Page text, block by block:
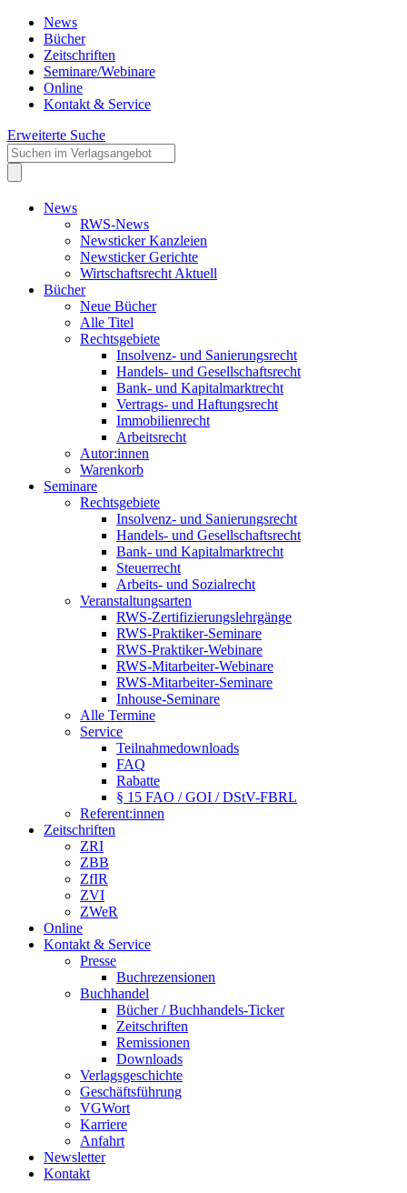
News
Bücher
Zeitschriften
Seminare/Webinare
Online
Kontakt & Service
Erweiterte Suche
News
RWS-News
Newsticker Kanzleien
Newsticker Gerichte
Wirtschaftsrecht Aktuell
Bücher
Neue Bücher
Alle Titel
Rechtsgebiete
Insolvenz- und Sanierungsrecht
Handels- und Gesellschaftsrecht
Bank- und Kapitalmarktrecht
Vertrags- und Haftungsrecht
Immobilienrecht
Arbeitsrecht
Autor:innen
Warenkorb
Seminare
Rechtsgebiete
Insolvenz- und Sanierungsrecht
Handels- und Gesellschaftsrecht
Bank- und Kapitalmarktrecht
Steuerrecht
Arbeits- und Sozialrecht
Veranstaltungsarten
RWS-Zertifizierungslehrgänge
RWS-Praktiker-Seminare
RWS-Praktiker-Webinare
RWS-Mitarbeiter-Webinare
RWS-Mitarbeiter-Seminare
Inhouse-Seminare
Alle Termine
Service
Teilnahmedownloads
FAQ
Rabatte
§ 15 FAO / GOI / DStV-FBRL
Referent:innen
Zeitschriften
ZRI
ZBB
ZfIR
ZVI
ZWeR
Online
Kontakt & Service
Presse
Buchrezensionen
Buchhandel
Bücher / Buchhandels-Ticker
Zeitschriften
Remissionen
Downloads
Verlagsgeschichte
Geschäftsführung
VGWort
Karriere
Anfahrt
Newsletter
Kontakt